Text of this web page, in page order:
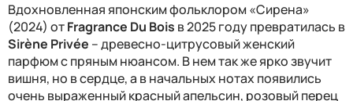
Вдохновленная японским фольклором «Сирена»
(2024) отFragrance Du Bois в 2025 году превратилась в
Sirène Privée – древесно-цитрусовый женский
парфюм с пряным нюансом. В нем так же ярко звучит
вишня, но в сердце, а в начальных нотах появились
очень выраженный красный апельсин, розовый перец